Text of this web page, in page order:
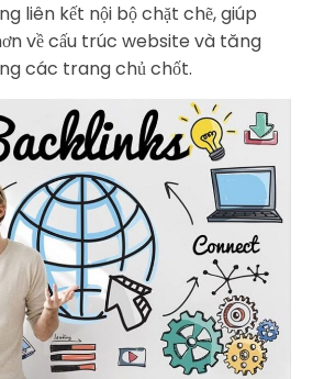
liên kết nội bộ chặt chẽ, giúp
về cấu trúc website và tăng
các trang chủ chốt.